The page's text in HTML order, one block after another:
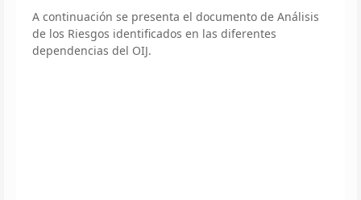
A continuación se presenta el documento de Análisis
de los Riesgos identificados en las diferentes
dependencias del OIJ.